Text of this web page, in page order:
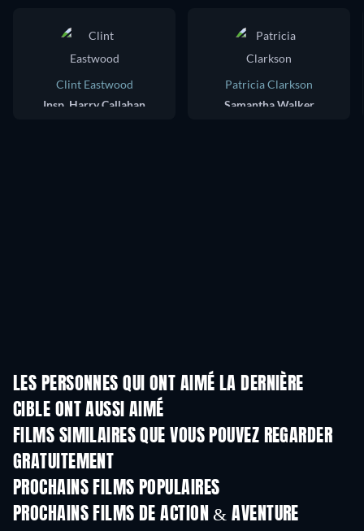
Clint Eastwood
Insp. Harry Callahan
Patricia Clarkson
Samantha Walker
LES PERSONNES QUI ONT AIMÉ LA DERNIÈRE
CIBLE ONT AUSSI AIMÉ
FILMS SIMILAIRES QUE VOUS POUVEZ REGARDER
GRATUITEMENT
PROCHAINS FILMS POPULAIRES
PROCHAINS FILMS DE ACTION & AVENTURE